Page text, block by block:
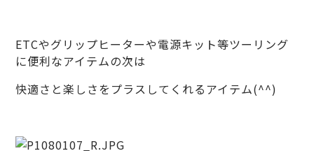
ETCやグリップヒーターや電源キット等ツーリング
に便利なアイテムの次は
快適さと楽しさをプラスしてくれるアイテム(^^)